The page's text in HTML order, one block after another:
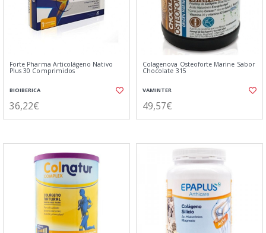
Forte Pharma Articolágeno Nativo
Plus 30 Comprimidos
BIOIBERICA
36,22€
Colagenova Osteoforte Marine Sabor
Chocolate 315
VAMINTER
49,57€